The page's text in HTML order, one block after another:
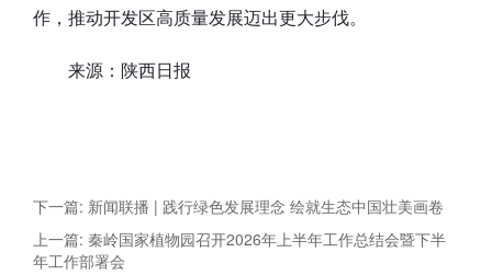
作，推动开发区高质量发展迈出更大步伐。
来源：陕西日报
下一篇: 新闻联播 | 践行绿色发展理念 绘就生态中国壮美画卷
上一篇: 秦岭国家植物园召开2026年上半年工作总结会暨下半
年工作部署会